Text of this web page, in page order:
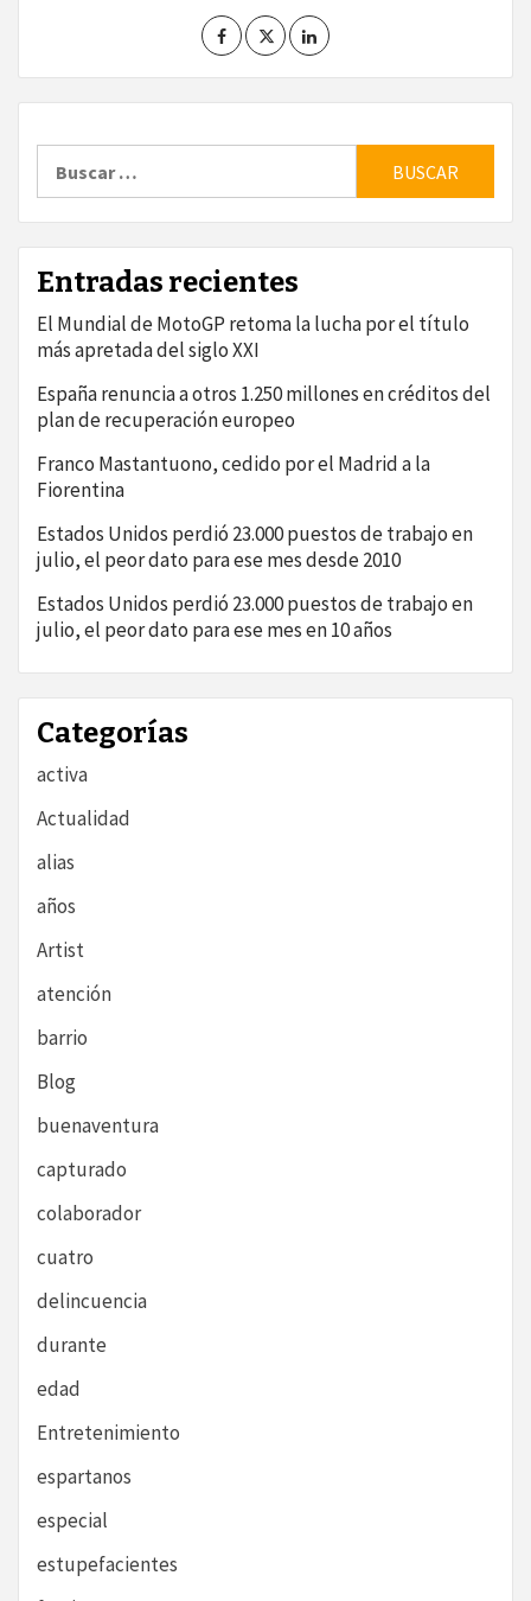
Entradas recientes
El Mundial de MotoGP retoma la lucha por el título
más apretada del siglo XXI
España renuncia a otros 1.250 millones en créditos del
plan de recuperación europeo
Franco Mastantuono, cedido por el Madrid a la
Fiorentina
Estados Unidos perdió 23.000 puestos de trabajo en
julio, el peor dato para ese mes desde 2010
Estados Unidos perdió 23.000 puestos de trabajo en
julio, el peor dato para ese mes en 10 años
Categorías
activa
Actualidad
alias
años
Artist
atención
barrio
Blog
buenaventura
capturado
colaborador
cuatro
delincuencia
durante
edad
Entretenimiento
espartanos
especial
estupefacientes